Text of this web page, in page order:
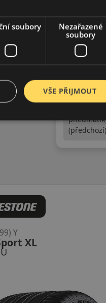
XL
Y
soubory
Nezařazené
soubory
VŠE PŘIJMOUT